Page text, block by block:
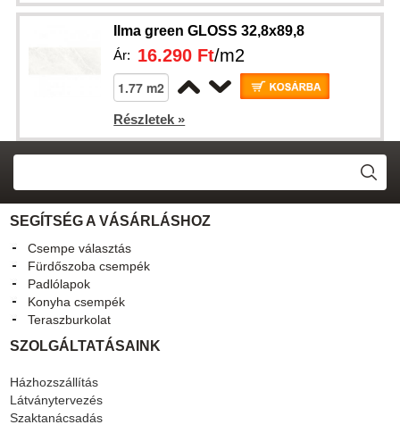
Ilma green GLOSS 32,8x89,8
Ár: 16.290 Ft/m2
Részletek »
SEGÍTSÉG A VÁSÁRLÁSHOZ
Csempe választás
Fürdőszoba csempék
Padlólapok
Konyha csempék
Teraszburkolat
SZOLGÁLTATÁSAINK
Házhozszállítás
Látványtervezés
Szaktanácsadás